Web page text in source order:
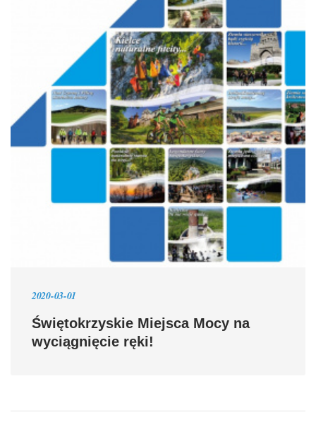
2020-03-01
Świętokrzyskie Miejsca Mocy na
wyciągnięcie ręki!